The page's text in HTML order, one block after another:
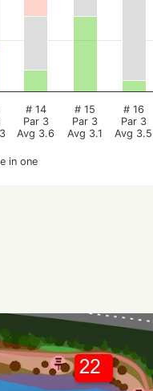
in one
# 14
Par 3
Avg 3.6
# 15
Par 3
Avg 3.1
# 16
Par 3
Avg 3.5